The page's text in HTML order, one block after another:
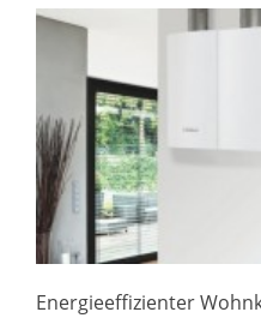
Energieeffizienter